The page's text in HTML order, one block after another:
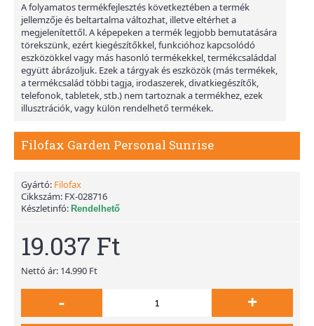
A folyamatos termékfejlesztés következtében a termék
jellemzője és beltartalma változhat, illetve eltérhet a
megjelenítettől. A képepeken a termék legjobb bemutatására
törekszünk, ezért kiegészítőkkel, funkcióhoz kapcsolódó
eszközökkel vagy más hasonló termékekkel, termékcsaláddal
együtt ábrázoljuk. Ezek a tárgyak és eszközök (más termékek,
a termékcsalád többi tagja, irodaszerek, divatkiegészítők,
telefonok, tabletek, stb.) nem tartoznak a termékhez, ezek
illusztrációk, vagy külön rendelhető termékek.
Filofax Garden Personal Sunrise
Gyártó: Filofax
Cikkszám: FX-028716
Készletinfó: Rendelhető
19.037 Ft
Nettó ár: 14.990 Ft
- +